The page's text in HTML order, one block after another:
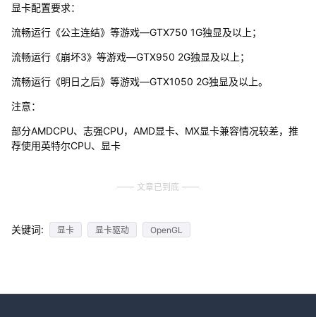
显卡配置要求：
流畅运行《公主连结》等游戏—GTX750 1G独显及以上；
流畅运行《崩坏3》等游戏—GTX950 2G独显及以上；
流畅运行《明日之后》等游戏—GTX1050 2G独显及以上。
注意：
部分AMDCPU、志强CPU，AMD显卡、MX显卡兼容情况较差，推
荐使用英特尔CPU、显卡
文章已到底
关键词: 显卡 显卡驱动 OpenGL